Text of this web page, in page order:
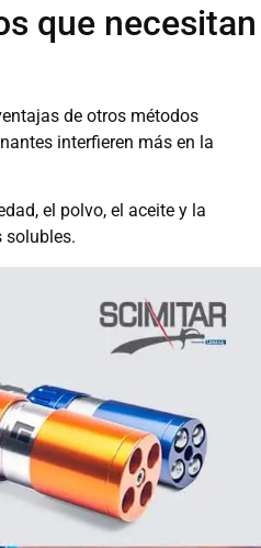
que necesitan
de otros métodos
interfieren más en la
el polvo, el aceite y la
solubles.